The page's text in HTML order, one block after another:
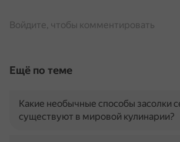
Войдите, чтобы комментировать
Ещё по теме
Какие необычные способы засолки
существуют в мировой кулинарии?